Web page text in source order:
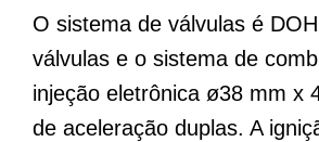
O sistema de válvulas é
válvulas e o sistema de
injeção eletrônica ø38 mm x
de aceleração duplas. A